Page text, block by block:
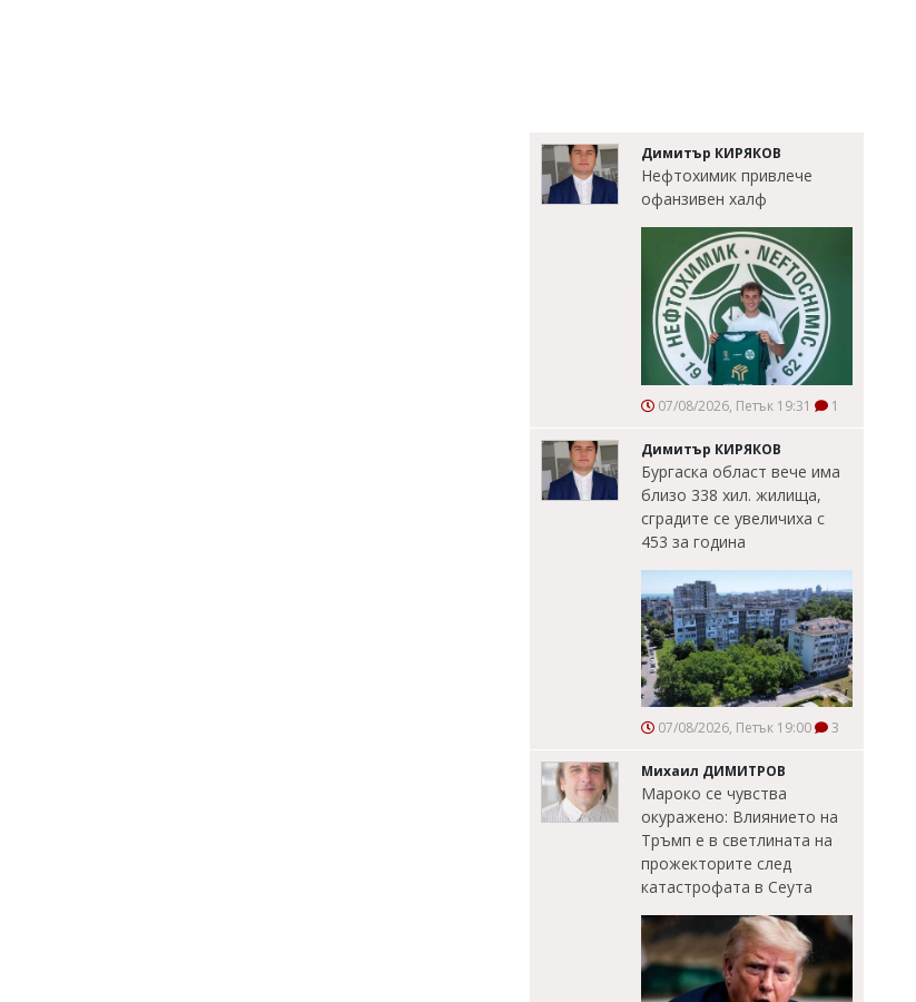
Димитър КИРЯКОВ
Нефтохимик привлече
офанзивен халф
07/08/2026, Петък 19:31 1
Димитър КИРЯКОВ
Бургаска област вече има
близо 338 хил. жилища,
сградите се увеличиха с
453 за година
07/08/2026, Петък 19:00 3
Михаил ДИМИТРОВ
Мароко се чувства
окуражено: Влиянието на
Тръмп е в светлината на
прожекторите след
катастрофата в Сеута